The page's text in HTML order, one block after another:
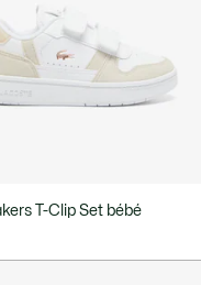
T-Clip Set bébé